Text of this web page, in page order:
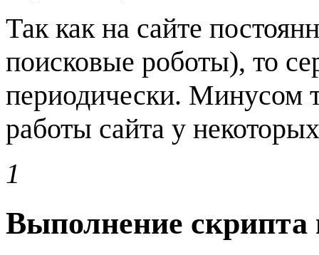
Так как на сайте
поисковые роботы), то
периодически. Минусом
работы сайта у
1
Выполнение скрипта